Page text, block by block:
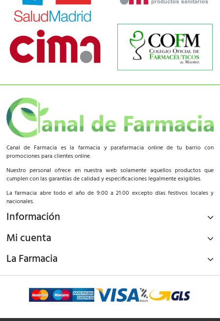
Canal de Farmacia es la farmacia y parafarmacia online de tu barrio con
promociones para clientes online.
Nuestro personal ofrece en nuestra web solamente aquellos productos que
cumplen con las garantías de calidad y especificaciones legalmente exigibles.
La farmacia abre todo el año de 9:00 a 21:00 excepto días festivos locales y
nacionales.
Información
Mi cuenta
La Farmacia